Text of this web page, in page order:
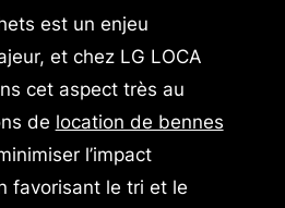
est un enjeu
et chez LG LOCA
cet aspect très au
de location de bennes
l’impact
favorisant le tri et le